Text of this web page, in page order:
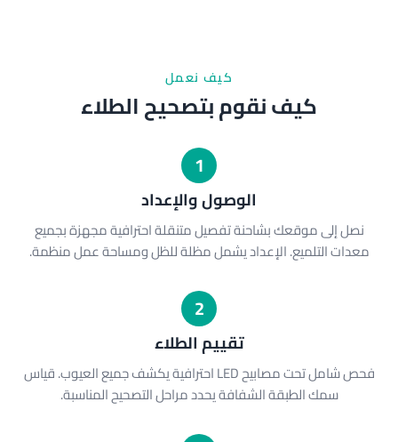
كيف نعمل
كيف نقوم بتصحيح الطلاء
1
الوصول والإعداد
نصل إلى موقعك بشاحنة تفصيل متنقلة احترافية مجهزة بجميع
معدات التلميع. الإعداد يشمل مظلة للظل ومساحة عمل منظمة.
2
تقييم الطلاء
فحص شامل تحت مصابيح LED احترافية يكشف جميع العيوب. قياس
سمك الطبقة الشفافة يحدد مراحل التصحيح المناسبة.